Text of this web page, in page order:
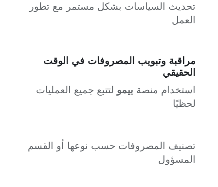
تحديث السياسات بشكل مستمر مع تطور
العمل
مراقبة وتبويب المصروفات في الوقت
الحقيقي
استخدام منصة بيمو لتتبع جميع العمليات
لحظيًا
تصنيف المصروفات حسب نوعها أو القسم
المسؤول